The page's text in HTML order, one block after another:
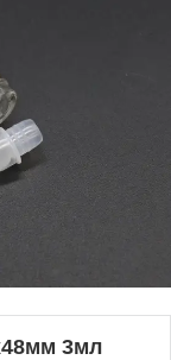
3мл